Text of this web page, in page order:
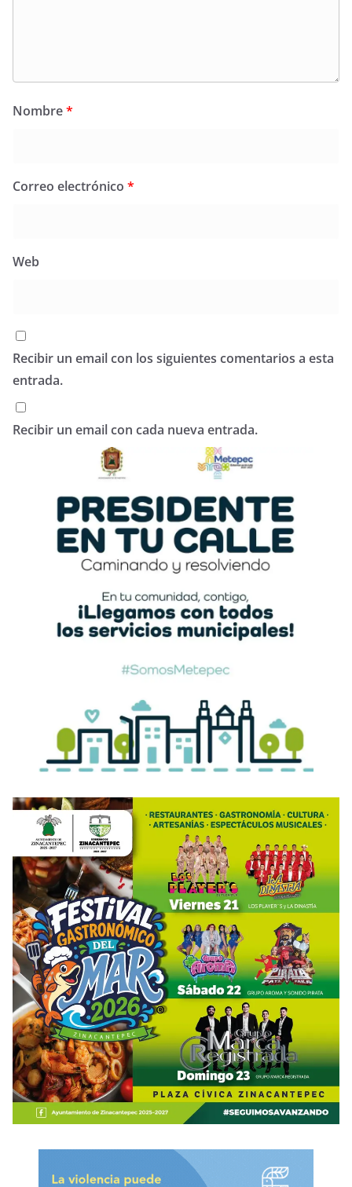
Nombre*
Correo electrónico *
Web
Recibir un email con los siguientes comentarios a esta
entrada.
Recibir un email con cada nueva entrada.